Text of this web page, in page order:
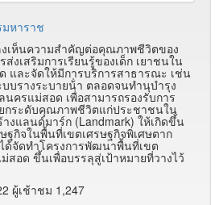
มหาราช
งเห็นความสําคัญต่อคุณภาพชีวิตของ
งเสริมการเรียนรู้ของเด็ก เยาชนใน
และจัดให้มีการบริการสาธารณะ เช่น
บรางระบายน้ํา ตลอดจนทํานุบํารุง
ครแม่สอด เพื่อสามารถรองรับการ
กระดับคุณภาพชีวิตแก่ประชาชนใน
งแลนด์มาร์ก (Landmark) ให้เกิดขึ้น
ฐกิจในพื้นที่เขตเศรษฐกิจพิเศษตาก
ด้จัดทําโครงการพัฒนาพื้นที่เขต
ม่สอด ขึ้นเพื่อบรรลุสู่เป้าหมายที่วางไว้
ผู้เช้าชม 1,247